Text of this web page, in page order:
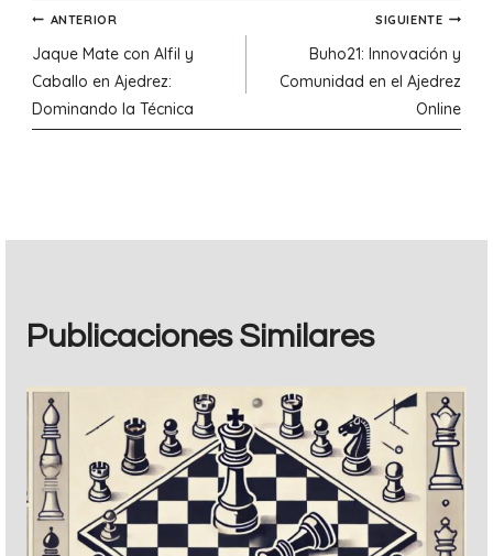
Navegación
de
entradas
ANTERIOR
Jaque Mate con Alfil y
Caballo en Ajedrez:
Dominando la Técnica
SIGUIENTE
Buho21: Innovación y
Comunidad en el Ajedrez
Online
Publicaciones Similares